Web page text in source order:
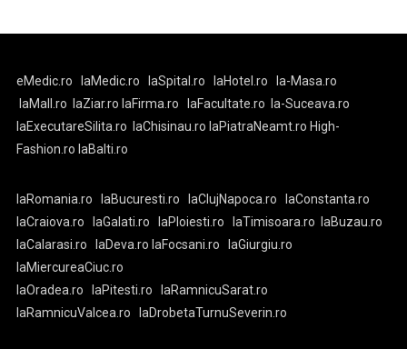
eMedic.ro laMedic.ro laSpital.ro laHotel.ro
la-Masa.ro
laMall.ro
laZiar.ro laFirma.ro laFacultate.ro
la-Suceava.ro
laExecutareSilita.ro
laChisinau.ro laPiatraNeamt.ro High-
Fashion.ro laBalti.ro
laRomania.ro laBucuresti.ro laClujNapoca.ro
laConstanta.ro
laCraiova.ro
laGalati.ro laPloiesti.ro laTimisoara.ro
laBuzau.ro
laCalarasi.ro
laDeva.ro laFocsani.ro
laGiurgiu.ro
laMiercureaCiuc.ro
laOradea.ro
laPitesti.ro
laRamnicuSarat.ro
laRamnicuValcea.ro
laDrobetaTurnuSeverin.ro